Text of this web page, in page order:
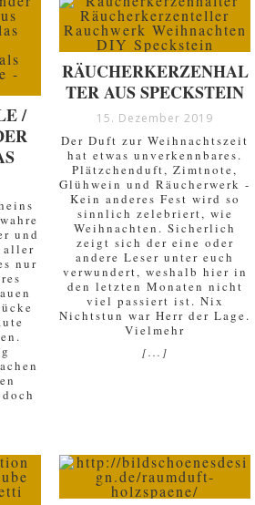
/
und
aller
nur
RÄUCHERKERZENHAL
TER AUS SPECKSTEIN
15. Dezember 2019
Der Duft zur Weihnachtszeit
hat etwas unverkennbares.
Plätzchenduft, Zimtnote,
Glühwein und Räucherwerk -
Kein anderes Fest wird so
sinnlich zelebriert, wie
Weihnachten. Sicherlich
zeigt sich der eine oder
andere Leser unter euch
verwundert, weshalb hier in
den letzten Monaten nicht
viel passiert ist. Nix
Nichtstun war Herr der Lage.
Vielmehr
[...]